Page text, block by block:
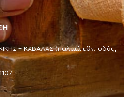
- ΚΑΒΑΛΑΣ (παλαιά εθν. οδός,